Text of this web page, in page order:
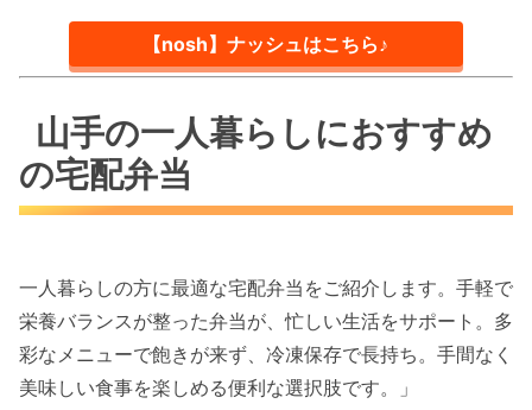
【nosh】ナッシュはこちら♪
山手の一人暮らしにおすすめ
の宅配弁当
一人暮らしの方に最適な宅配弁当をご紹介します。手軽で
栄養バランスが整った弁当が、忙しい生活をサポート。多
彩なメニューで飽きが来ず、冷凍保存で長持ち。手間なく
美味しい食事を楽しめる便利な選択肢です。」